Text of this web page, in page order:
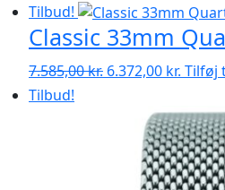
Tilbud!
Classic 33mm
7.585,00kr. Den
7.585,00 kr..
6.372,00 kr. Den
pris
er:
Tilføj
Tilbud!